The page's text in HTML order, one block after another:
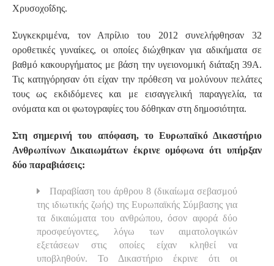
Χρυσοχοΐδης.
Συγκεκριμένα, τον Απρίλιο του 2012 συνελήφθησαν 32
οροθετικές γυναίκες, οι οποίες διώχθηκαν για αδικήματα σε
βαθμό κακουργήματος με βάση την υγειονομική διάταξη 39Α.
Τις κατηγόρησαν ότι είχαν την πρόθεση να μολύνουν πελάτες
τους ως εκδιδόμενες και με εισαγγελική παραγγελία, τα
ονόματα και οι φωτογραφίες του δόθηκαν στη δημοσιότητα.
Στη σημερινή του απόφαση, το Ευρωπαϊκό Δικαστήριο
Ανθρωπίνων Δικαιωμάτων έκρινε ομόφωνα ότι υπήρξαν
δύο παραβιάσεις:
Παραβίαση του άρθρου 8 (δικαίωμα σεβασμού
της ιδιωτικής ζωής) της Ευρωπαϊκής Σύμβασης για
τα δικαιώματα του ανθρώπου, όσον αφορά δύο
προσφεύγοντες, λόγω των αιματολογικών
εξετάσεων στις οποίες είχαν κληθεί να
υποβληθούν. Το Δικαστήριο έκρινε ότι οι